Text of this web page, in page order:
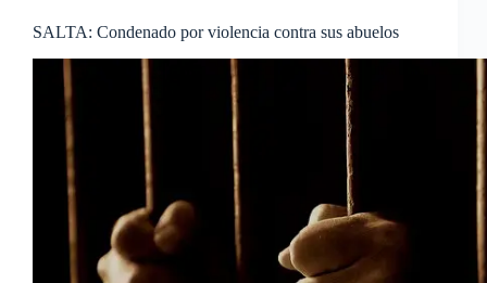
SALTA: Condenado por violencia contra sus abuelos